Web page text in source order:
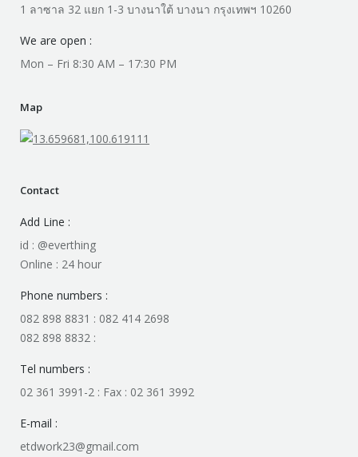
1 ลาซาล 32 แยก 1-3 บางนาใต้ บางนา กรุงเทพฯ 10260
We are open :
Mon – Fri 8:30 AM – 17:30 PM
Map
Contact
Add Line :
id : @everthing
Online : 24 hour
Phone numbers :
082 898 8831 : 082 414 2698
082 898 8832 :
Tel numbers :
02 361 3991-2 : Fax : 02 361 3992
E-mail :
etdwork23@gmail.com